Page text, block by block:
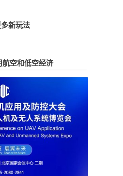
新玩法
航空和低空经济